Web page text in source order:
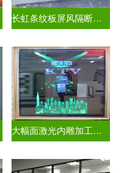
长虹条纹板屏风隔断装饰彩绘玻璃
大幅面激光内雕加工生产